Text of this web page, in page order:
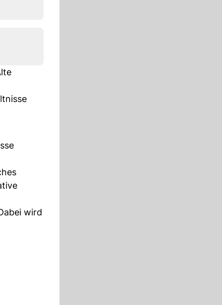
wird